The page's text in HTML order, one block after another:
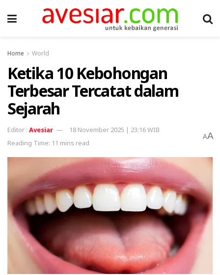
Home World
Ketika 10 Kebohongan
Terbesar Tercatat dalam
Sejarah
Avesiar
18 November 2025 | 23:16 WIB
Reading Time: 11 mins read
AA